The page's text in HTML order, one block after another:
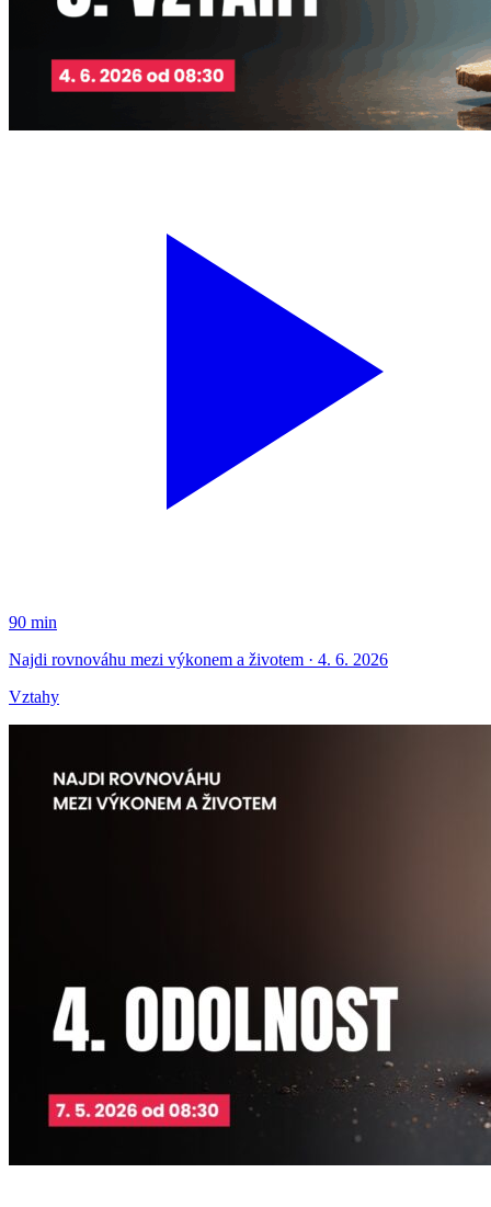
90 min
Najdi rovnováhu mezi výkonem a životem · 4. 6. 2026
Vztahy